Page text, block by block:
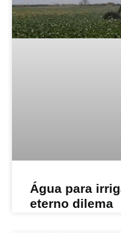
Água para
eterno dilema